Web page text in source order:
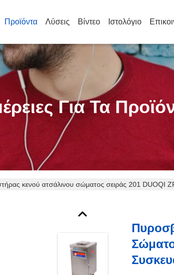
Προϊόντα Λύσεις Βίντεο Ιστολόγιο
Για Τα
κενού ατσάλινου σώματος σειράς 201 DUOQI